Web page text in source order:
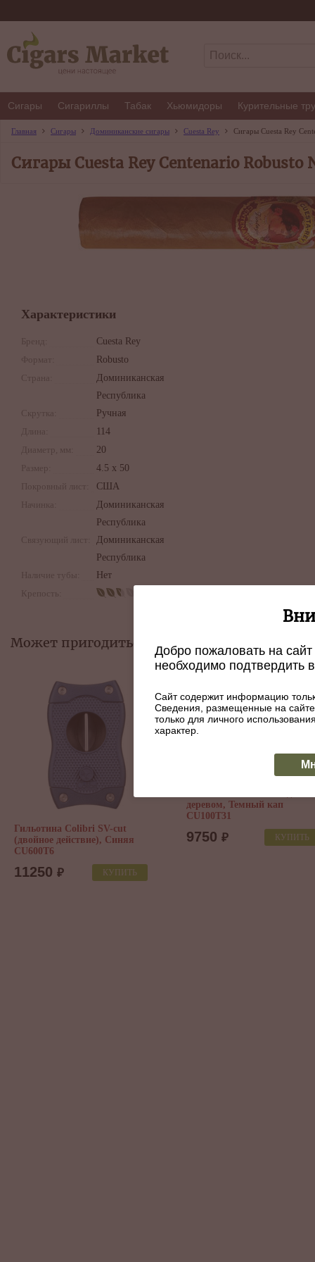
Сигары Сигариллы Табак Хьюмидоры Курительные
Главная Сигары Доминиканские сигары Cuesta Rey Сигары Cuesta Rey
Сигары Cuesta Rey Centenario Robusto
Характеристики
Бренд:
Cuesta Rey
Формат:
Robusto
Страна:
Доминиканская
Республика
Скрутка:
Ручная
Длина:
114
Диаметр, мм:
20
Размер:
4.5 x 50
Покровный лист:
США
Начинка:
Доминиканская
Республика
Связующий лист:
Доминиканская
Республика
Наличие тубы:
Нет
Крепость:
Может пригодиться:
Гильотина Colibri SV-cut
(двойное действие), Синяя
CU600T6
11250 ₽ КУПИТЬ
деревом, Темный кап
CU100T31
9750 ₽ КУПИТЬ
Добро пожаловать на
необходимо подтвердить
Сайт содержит информацию
Сведения, размещенные на
только для личного
характер.